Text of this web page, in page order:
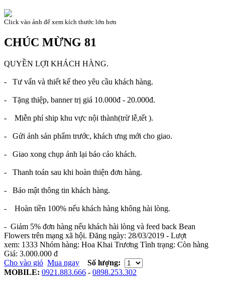
Click vào ảnh để xem kích thước lớn hơn
CHÚC MỪNG 81
QUYỀN LỢI KHÁCH HÀNG.
- Tư vấn và thiết kế theo yêu cầu khách hàng.
- Tặng thiệp, banner trị giá 10.000đ - 20.000đ.
- Miễn phí ship khu vực nội thành(trừ lễ,tết ).
- Gửi ảnh sản phẩm trước, khách ưng mới cho giao.
- Giao xong chụp ảnh lại báo cáo khách.
- Thanh toán sau khi hoàn thiện đơn hàng.
- Bảo mật thông tin khách hàng.
- Hoàn tiền 100% nếu khách hàng không hài lòng.
- Giảm 5% đơn hàng nếu khách hài lòng và feed back Bean
Flowers trên mạng xã hội. Đăng ngày: 28/03/2019 - Lượt
xem: 1333 Nhóm hàng: Hoa Khai Trương Tình trạng: Còn hàng
Giá: 3.000.000 đ
Cho vào giỏ Mua ngay
Số lượng:
MOBILE: 0921.883.666 - 0898.253.302